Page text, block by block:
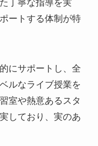
丁寧な指導を実
ートする体制が特
にサポートし、全
ルなライブ授業を
室や熱意あるスタ
しており、実のあ